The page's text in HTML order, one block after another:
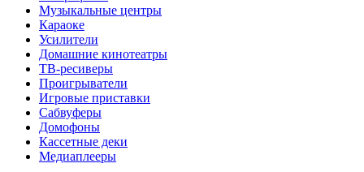
Музыкальные центры
Караоке
Усилители
Домашние кинотеатры
ТВ-ресиверы
Проигрыватели
Игровые приставки
Сабвуферы
Домофоны
Кассетные деки
Медиаплееры